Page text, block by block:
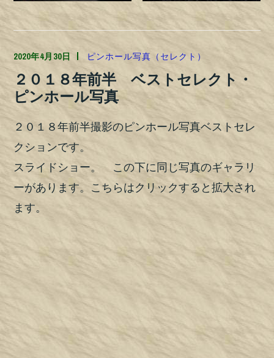
2020年4月30日 TOSHILYNN
ピンホール写真（セレクト）
２０１８年前半 ベストセレクト・
ピンホール写真
２０１８年前半撮影のピンホール写真ベストセレ
クションです。
スライドショー。 この下に同じ写真のギャラリ
ーがあります。こちらはクリックすると拡大され
ます。